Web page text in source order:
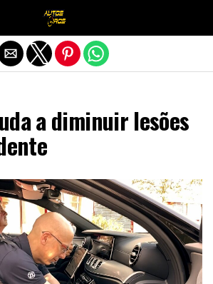
a diminuir lesões
Sair da versão mobile